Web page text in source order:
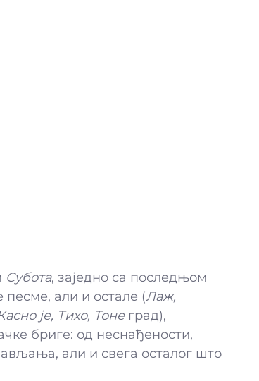
Субота, заједно са последњом
али и остале (Лаж,
је, Тихо, Тонеград),
бриге: од неснађености,
али и свега осталог што